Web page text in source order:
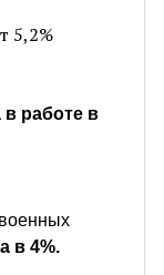
5,2%
работе в
в 4%.